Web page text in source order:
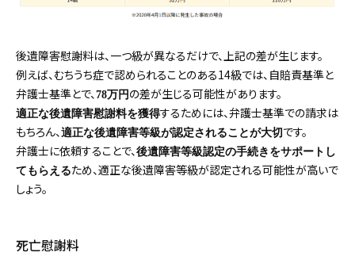
後遺障害慰謝料は、一つ級が異なるだけで、上記の差が生じます。
例えば、むちうち症で認められることのある14級では、自賠責基準と
弁護士基準とで、78万円 の差が生じる可能性があります。
適正な後遺障害慰謝料を獲得するためには、弁護士基準での請求は
もちろん、適正な後遺障害等級が認定されることが大切 です。
弁護士に依頼することで、後遺障害等級認定の手続きをサポートし
てもらえるため、適正な後遺障害等級が認定される可能性が高いで
しょう。
死亡慰謝料